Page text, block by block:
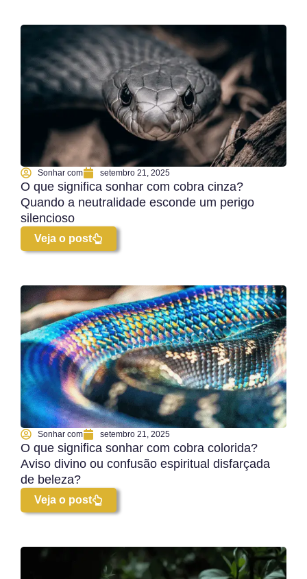
Sonhar com setembro 21, 2025
O que significa sonhar com cobra cinza?
Quando a neutralidade esconde um perigo
silencioso
Veja o post
Sonhar com setembro 21, 2025
O que significa sonhar com cobra colorida?
Aviso divino ou confusão espiritual disfarçada
de beleza?
Veja o post